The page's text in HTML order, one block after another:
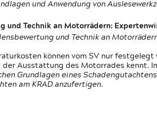
und Anwendung von
und Technik an Motorrädern:
und Technik an
können vom SV nur
Ausstattung des Motorrades kennt.
Grundlagen eines
am KRAD anzufertigen.